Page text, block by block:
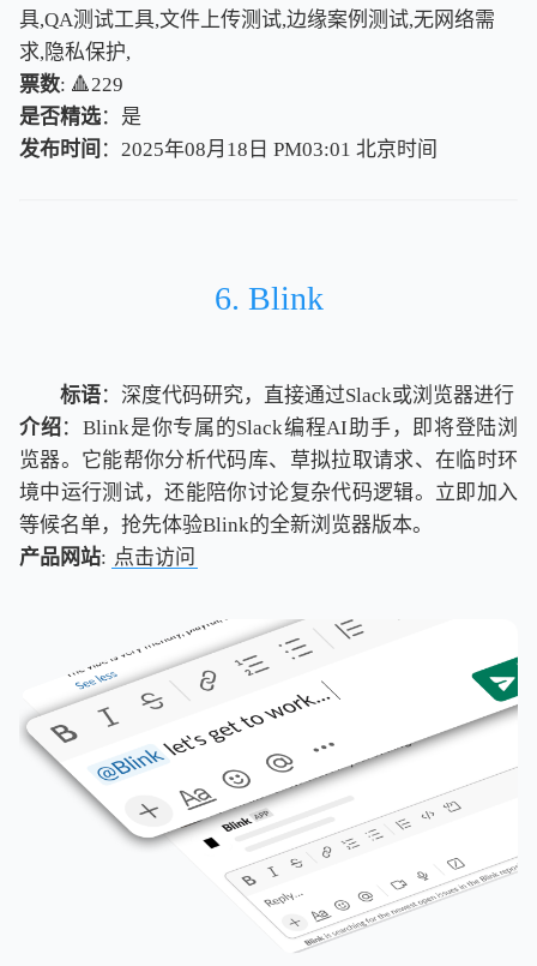
具,QA测试工具,文件上传测试,边缘案例测试,无网络需
求,隐私保护,
票数: 🔺229
是否精选：是
发布时间 ：2025年08月18日 PM03:01 北京时间
北京时间
6. Blink
标语：深度代码研究，直接通过Slack或浏览器进行
介绍：Blink是你专属的Slack编程AI助手，即将登陆浏
览器。它能帮你分析代码库、草拟拉取请求、在临时环
境中运行测试，还能陪你讨论复杂代码逻辑。立即加入
等候名单，抢先体验Blink的全新浏览器版本。
产品网站: 点击访问